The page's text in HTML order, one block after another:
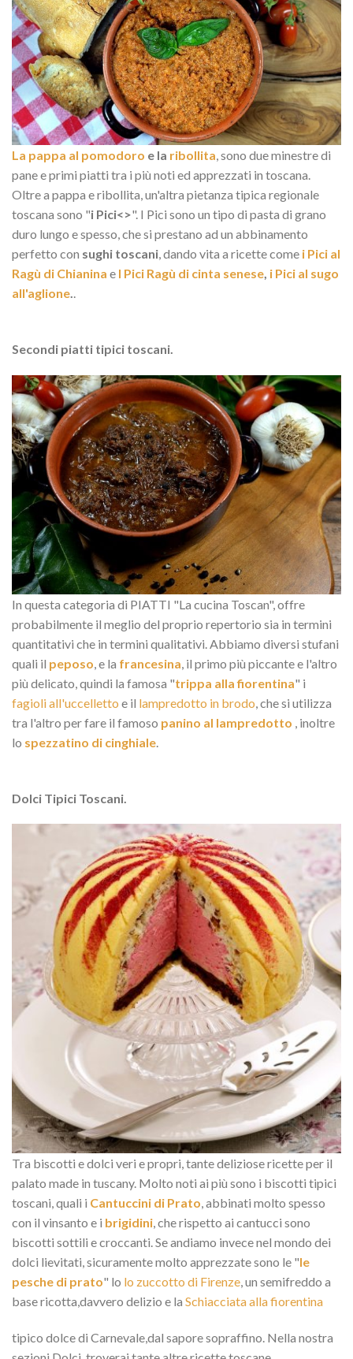
La pappa al pomodoro e la ribollita, sono due minestre di
pane e primi piatti tra i più noti ed apprezzati in toscana.
Oltre a pappa e ribollita, un'altra pietanza tipica regionale
toscana sono "i Pici<>". I Pici sono un tipo di pasta di grano
duro lungo e spesso, che si prestano ad un abbinamento
perfetto con sughi toscani, dando vita a ricette come i Pici al
Ragù di Chianina e I Pici Ragù di cinta senese, i Pici al sugo
all'aglione..
Secondi piatti tipici toscani.
In questa categoria di PIATTI "La cucina Toscan", offre
probabilmente il meglio del proprio repertorio sia in termini
quantitativi che in termini qualitativi. Abbiamo diversi stufani
quali il peposo, e la francesina, il primo più piccante e l'altro
più delicato, quindi la famosa "trippa alla fiorentina" i
fagioli all'uccelletto e il lampredotto in brodo, che si utilizza
tra l'altro per fare il famoso panino al lampredotto , inoltre
lo spezzatino di cinghiale.
Dolci Tipici Toscani.
Tra biscotti e dolci veri e propri, tante deliziose ricette per il
palato made in tuscany. Molto noti ai più sono i biscotti tipici
toscani, quali i Cantuccini di Prato, abbinati molto spesso
con il vinsanto e i brigidini, che rispetto ai cantucci sono
biscotti sottili e croccanti. Se andiamo invece nel mondo dei
dolci lievitati, sicuramente molto apprezzate sono le "le
pesche di prato" lo lo zuccotto di Firenze, un semifreddo a
base ricotta,davvero delizio e la Schiacciata alla fiorentina
tipico dolce di Carnevale,dal sapore sopraffino. Nella nostra